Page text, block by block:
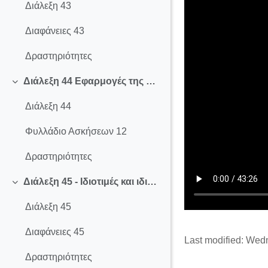
Διάλεξη 43
Διαφάνειες 43
Δραστηριότητες
Collapse
Διάλεξη 44 Εφαρμογές της ορίζουσας
Διάλεξη 44
Φυλλάδιο Ασκήσεων 12
Δραστηριότητες
Collapse
Διάλεξη 45 - Ιδιοτιμές και ιδιοδιανύσματα
Διάλεξη 45
Διαφάνειες 45
Δραστηριότητες
Last modified: